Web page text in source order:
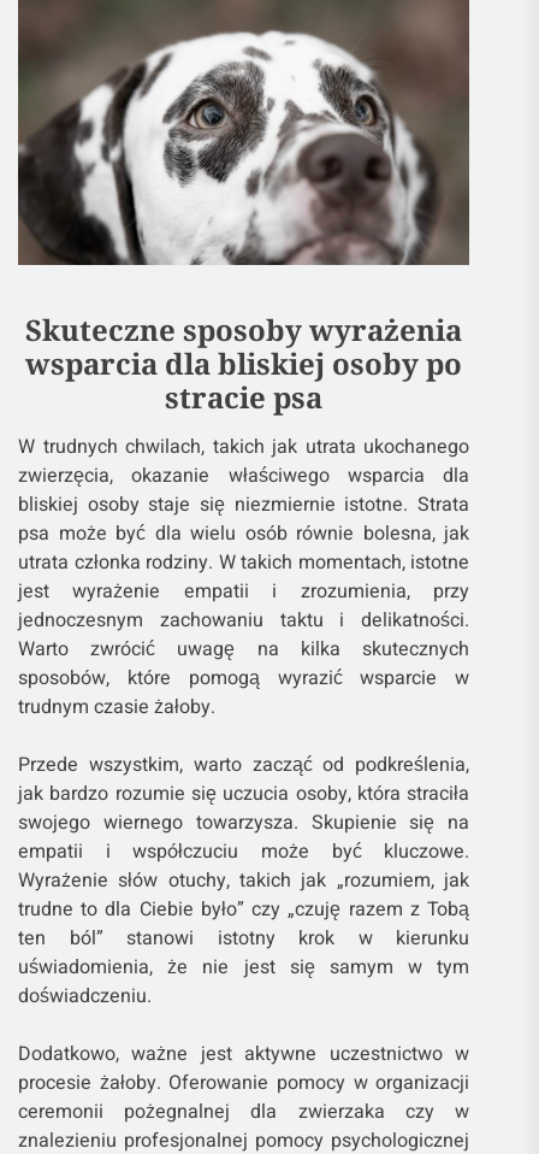
Skuteczne sposoby wyrażenia
wsparcia dla bliskiej osoby po
stracie psa
W trudnych chwilach, takich jak utrata ukochanego
zwierzęcia, okazanie właściwego wsparcia dla
bliskiej osoby staje się niezmiernie istotne. Strata
psa może być dla wielu osób równie bolesna, jak
utrata członka rodziny. W takich momentach, istotne
jest wyrażenie empatii i zrozumienia, przy
jednoczesnym zachowaniu taktu i delikatności.
Warto zwrócić uwagę na kilka skutecznych
sposobów, które pomogą wyrazić wsparcie w
trudnym czasie żałoby.
Przede wszystkim, warto zacząć od podkreślenia,
jak bardzo rozumie się uczucia osoby, która straciła
swojego wiernego towarzysza. Skupienie się na
empatii i współczuciu może być kluczowe.
Wyrażenie słów otuchy, takich jak „rozumiem, jak
trudne to dla Ciebie było” czy „czuję razem z Tobą
ten ból” stanowi istotny krok w kierunku
uświadomienia, że nie jest się samym w tym
doświadczeniu.
Dodatkowo, ważne jest aktywne uczestnictwo w
procesie żałoby. Oferowanie pomocy w organizacji
ceremonii pożegnalnej dla zwierzaka czy w
znalezieniu profesjonalnej pomocy psychologicznej